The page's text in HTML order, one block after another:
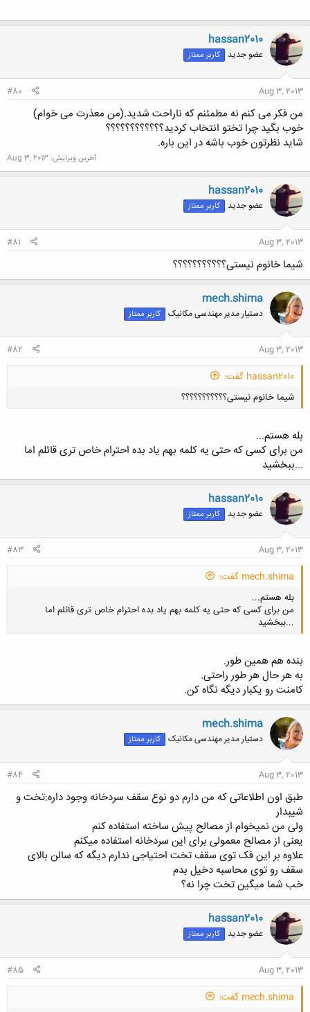
hassan2010
عضو جدید کاربر ممتاز
Aug 3, 2013
#80
من فکر می کنم نه مطمئنم که ناراحت شدید.(من معذرت می خوام)
خوب بگید چرا تختو انتخاب کردید؟؟؟؟؟؟؟؟؟؟؟؟
شاید نظرتون خوب باشه در این باره.
آخرین ویرایش: Aug 3, 2013
hassan2010
عضو جدید کاربر ممتاز
Aug 3, 2013
#81
شیما خانوم نیستی؟؟؟؟؟؟؟؟؟؟؟
mech.shima
دستیار مدیر مهندسی مکانیک کاربر ممتاز
Aug 3, 2013
#82
hassan2010 گفت:
شیما خانوم نیستی؟؟؟؟؟؟؟؟؟؟؟
بله هستم...
من برای کسی که حتی یه کلمه بهم یاد بده احترام خاص تری قائلم اما
...ببخشید
hassan2010
عضو جدید کاربر ممتاز
Aug 3, 2013
#83
mech.shima گفت:
بله هستم...
من برای کسی که حتی یه کلمه بهم یاد بده احترام خاص تری قائلم اما
...ببخشید
کلیک کنید تا باز شود...
بنده هم همین طور.
به هر حال هر طور راحتی.
کامنت رو یکبار دیگه نگاه کن.
mech.shima
دستیار مدیر مهندسی مکانیک کاربر ممتاز
Aug 3, 2013
#84
طبق اون اطلاعاتی که من دارم دو نوع سقف سردخانه وجود داره:تخت و
شیبدار
ولی من نمیخوام از مصالح پیش ساخته استفاده کنم
یعنی از مصالح معمولی برای این سردخانه استفاده میکنم
علاوه بر این فک توی سقف تخت احتیاجی ندارم دیگه که سالن بالای
سقف رو توی محاسبه دخیل بدم
خب شما میگین تخت چرا نه؟
hassan2010
عضو جدید کاربر ممتاز
Aug 3, 2013
#85
mech.shima گفت: